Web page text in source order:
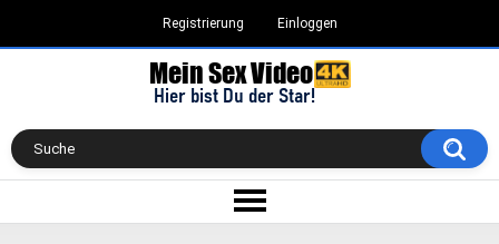
Registrierung Einloggen